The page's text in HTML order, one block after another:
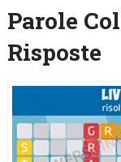
Parole
Risposte